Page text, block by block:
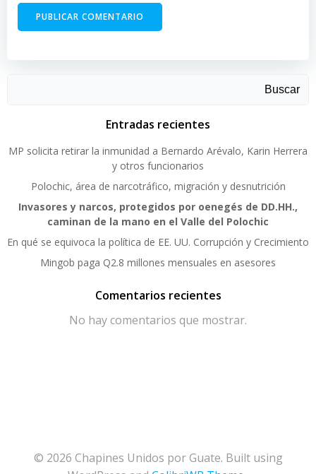
Buscar
Entradas recientes
MP solicita retirar la inmunidad a Bernardo Arévalo, Karin Herrera
y otros funcionarios
Polochic, área de narcotráfico, migración y desnutrición
Invasores y narcos, protegidos por oenegés de DD.HH.,
caminan de la mano en el Valle del Polochic
En qué se equivoca la política de EE. UU. Corrupción y Crecimiento
Mingob paga Q2.8 millones mensuales en asesores
Comentarios recientes
No hay comentarios que mostrar.
© 2026 Chapines Unidos por Guate. Built using